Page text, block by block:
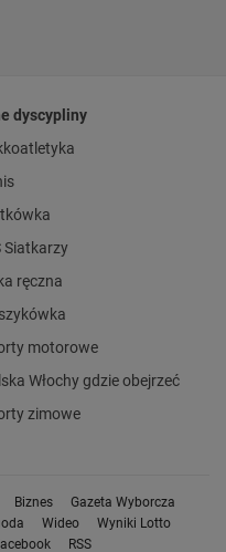
dyscypliny
Siatkarzy
ręczna
motorowe
Włochy gdzie obejrzeć
zimowe
Biznes
Gazeta Wyborcza
Wideo
Wyniki Lotto
RSS